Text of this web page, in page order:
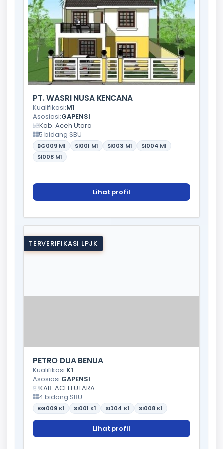
PT. WASRI NUSA KENCANA
Kualifikasi:M1
Asosiasi:GAPENSI
Kab. Aceh Utara
5 bidang SBU
BG009 M1 SI001 M1 SI003 M1 SI004 M1
SI008 M1
Lihat profil
TERVERIFIKASI LPJK
PETRO DUA BENUA
Kualifikasi:K1
Asosiasi:GAPENSI
KAB. ACEH UTARA
4 bidang SBU
BG009 K1 SI001 K1 SI004 K1 SI008 K1
Lihat profil